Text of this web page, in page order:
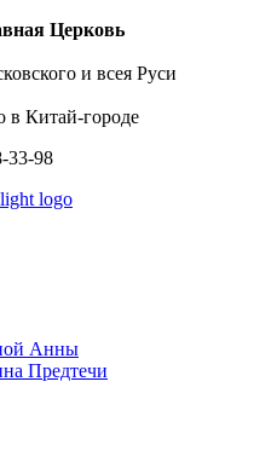
Церковь
и всея Руси
в Китай-городе
33-98
Анны
Предтечи